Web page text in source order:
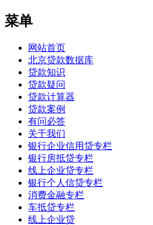
菜单
网站首页
北京贷款数据库
贷款知识
贷款疑问
贷款计算器
贷款案例
有问必答
关于我们
银行企业信用贷专栏
银行房抵贷专栏
线上企业贷专栏
银行个人信贷专栏
消费金融专栏
车抵贷专栏
线上企业贷